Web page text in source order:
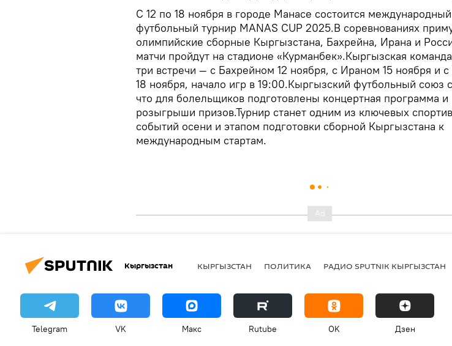
С 12 по 18 ноября в городе Манасе состоится международный
футбольный турнир MANAS CUP 2025.В соревнованиях
олимпийские сборные Кыргызстана, Бахрейна, Ирана и
матчи пройдут на стадионе «Курманбек».Кыргызская
три встречи — с Бахрейном 12 ноября, с Ираном 15 ноября и
18 ноября, начало игр в 19:00.Кыргызский футбольный союз
что для болельщиков подготовлены концертная программа и
розыгрыши призов.Турнир станет одним из ключевых
событий осени и этапом подготовки сборной Кыргызстана к
международным стартам.
Кыргызстан КЫРГЫЗСТАН ПОЛИТИКА РАДИО SPUTNIK КЫРГЫЗСТАН
Telegram VK Макс Rutube OK Дзен